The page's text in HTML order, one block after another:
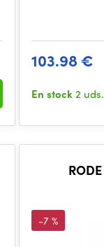
103.98 €
En stock2 uds.
-7 %